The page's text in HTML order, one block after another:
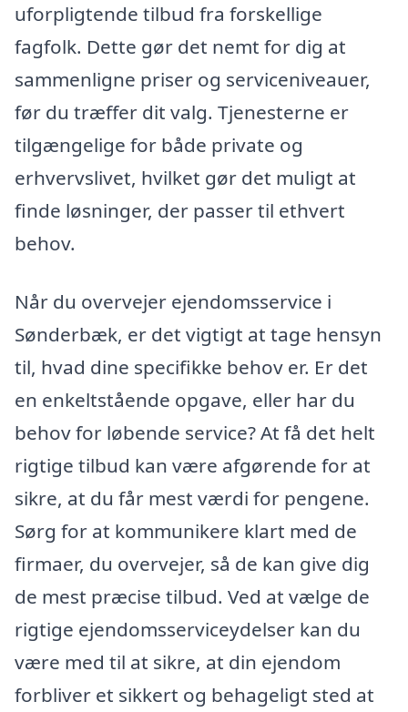
uforpligtende tilbud fra forskellige
fagfolk. Dette gør det nemt for dig at
sammenligne priser og serviceniveauer,
før du træffer dit valg. Tjenesterne er
tilgængelige for både private og
erhvervslivet, hvilket gør det muligt at
finde løsninger, der passer til ethvert
behov.
Når du overvejer ejendomsservice i
Sønderbæk, er det vigtigt at tage hensyn
til, hvad dine specifikke behov er. Er det
en enkeltstående opgave, eller har du
behov for løbende service? At få det helt
rigtige tilbud kan være afgørende for at
sikre, at du får mest værdi for pengene.
Sørg for at kommunikere klart med de
firmaer, du overvejer, så de kan give dig
de mest præcise tilbud. Ved at vælge de
rigtige ejendomsserviceydelser kan du
være med til at sikre, at din ejendom
forbliver et sikkert og behageligt sted at